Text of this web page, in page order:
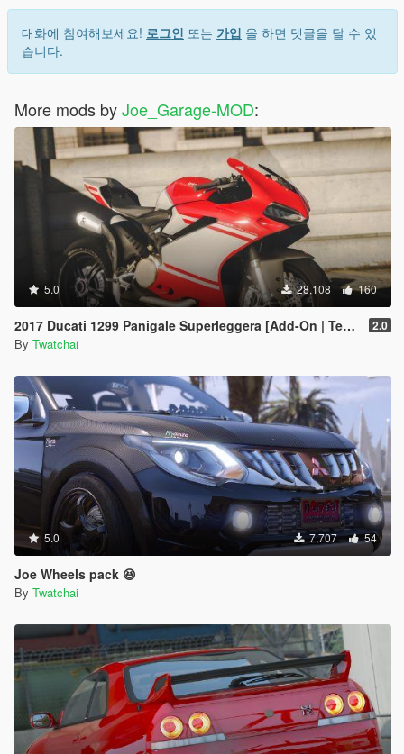
대화에 참여해보세요! 로그인 또는 가입 을 하면 댓글을 달 수 있
습니다.
More mods byJoe_Garage-MOD:
5.0 28,108 160
2017 Ducati 1299 Panigale Superleggera [Add-On | Template] 2.0
By Twatchai
5.0 7,707 54
Joe Wheels pack 😆
By Twatchai